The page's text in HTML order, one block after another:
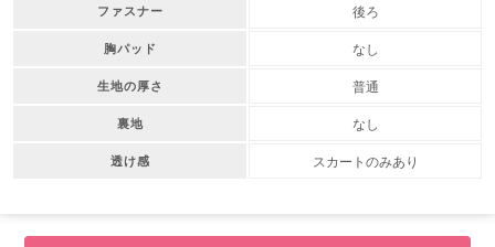
ファスナー 後ろ
胸パッド なし
生地の厚さ 普通
裏地 なし
透け感 スカートのみあり